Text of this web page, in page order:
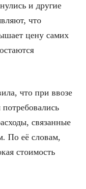
и другие
что
цену самих
что при ввозе
связанные
По её словам,
стоимость